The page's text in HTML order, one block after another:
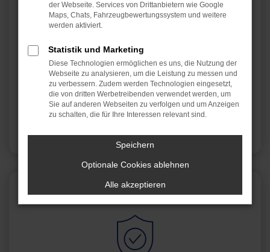
Garantierte Zufriedenheit
Kundenzufriedenheit durch exzellenten
Werkstattservice hat für uns oberste Priorität.
der Webseite. Services von Drittanbietern wie Google
Maps, Chats, Fahrzeugbewertungssystem und weitere
werden aktiviert.
Statistik und Marketing
Diese Technologien ermöglichen es uns, die Nutzung der
Webseite zu analysieren, um die Leistung zu messen und
zu verbessern. Zudem werden Technologien eingesetzt,
die von dritten Werbetreibenden verwendet werden, um
Sie auf anderen Webseiten zu verfolgen und um Anzeigen
zu schalten, die für Ihre Interessen relevant sind.
Speichern
Optionale Cookies ablehnen
Alle akzeptieren